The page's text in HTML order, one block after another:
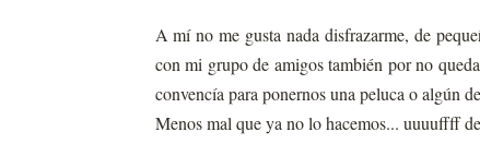
A mí no me gusta nada disfrazarme, de
con mi grupo de amigos también por no
convencía para ponernos una peluca o algún
Menos mal que ya no lo hacemos... uuuuffff